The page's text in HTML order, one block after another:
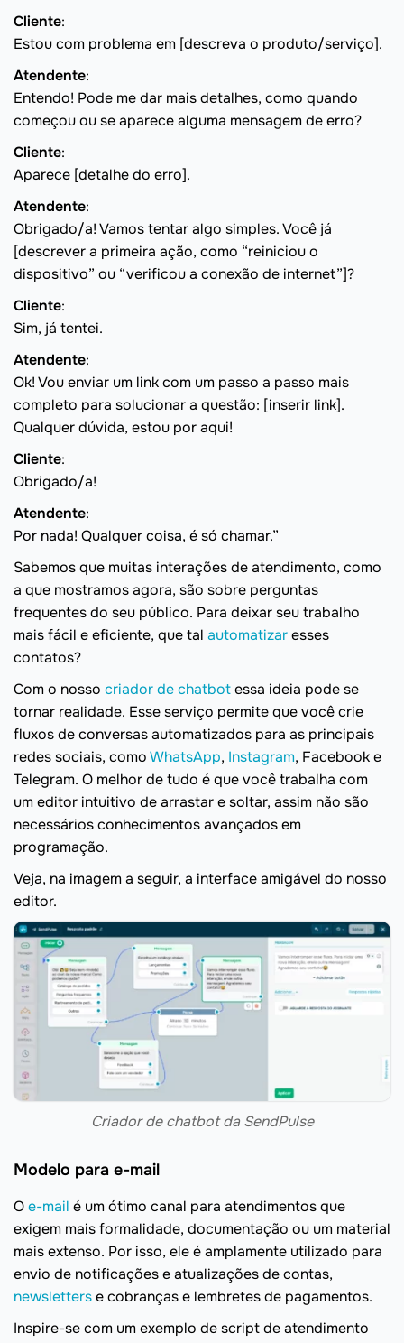
Cliente:
Estou com problema em [descreva o produto/serviço].
Atendente:
Entendo! Pode me dar mais detalhes, como quando
começou ou se aparece alguma mensagem de erro?
Cliente:
Aparece [detalhe do erro].
Atendente:
Obrigado/a! Vamos tentar algo simples. Você já
[descrever a primeira ação, como “reiniciou o
dispositivo” ou “verificou a conexão de internet”]?
Cliente:
Sim, já tentei.
Atendente:
Ok! Vou enviar um link com um passo a passo mais
completo para solucionar a questão: [inserir link].
Qualquer dúvida, estou por aqui!
Cliente:
Obrigado/a!
Atendente:
Por nada! Qualquer coisa, é só chamar.”
Sabemos que muitas interações de atendimento, como
a que mostramos agora, são sobre perguntas
frequentes do seu público. Para deixar seu trabalho
mais fácil e eficiente, que tal automatizaresses
contatos?
Com o nosso criador de chatbotessa ideia pode se
tornar realidade. Esse serviço permite que você crie
fluxos de conversas automatizados para as principais
redes sociais, comoWhatsApp, Instagram, Facebook e
Telegram. O melhor de tudo é que você trabalha com
um editor intuitivo de arrastar e soltar, assim não são
necessários conhecimentos avançados em
programação.
Veja, na imagem a seguir, a interface amigável do nosso
editor.
Criador de chatbot da SendPulse
Modelo para e-mail
Oe-mail é um ótimo canal para atendimentos que
exigem mais formalidade, documentação ou um material
mais extenso. Por isso, ele é amplamente utilizado para
envio de notificações e atualizações de contas,
newsletterse cobranças e lembretes de pagamentos.
Inspire-se com um exemplo de script de atendimento